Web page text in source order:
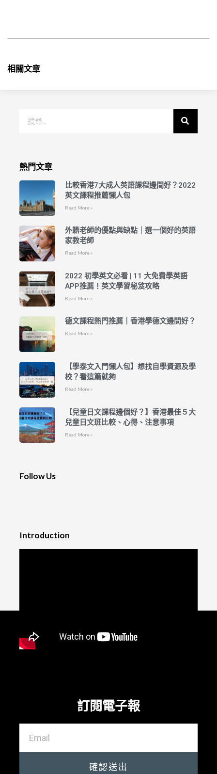
相關文章
熱門文章
比較香港7大成人英語課程邊間好？2022
英文課程推薦懶人包
Read More »
外籍老師的優點與缺點｜選一個好的英語
家教老師
Read More »
2022 初學英文必看 | 11 大免費學英語
APP推薦！英文學習秘笈攻略
Read More »
德文課程熱門推薦｜香港學德文邊間好？
Read More »
【學泰文入門懶人包】想找自學資源及學
校？看這篇就夠
Read More »
【兒童日文課程邊個好？】香港最佳５大
兒童日文班比較、心得、注意事項
Read More »
Follow Us
Introduction
訂閱電子報
確認送出